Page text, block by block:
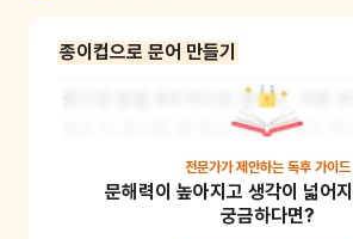
종이컵으로 문어 만들기
종이컵 밑을 8조각으로 잘라요. 자른 부
접은 뒤 종이컵 끝 말린 부분을 잘라 주
윗부분의 한 곳을 펀치로 뚫고, 짧게 자
아 문어의 누두를 만들어요. 그리고 그
붙여요. 색지를 오려서 만든 문어다리 8
전문가가 제안하는 독후 가이드
문해력이 높아지고 생각이 넓어
궁금하다면?